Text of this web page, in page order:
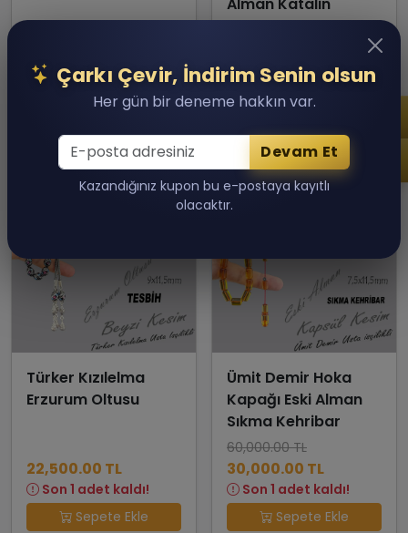
Sepete Ekle
Sepete Ekle
Türker Kızılelma
Erzurum Oltusu
22,500.00 TL
Son 1 adet kaldı!
Sepete Ekle
Ümit Demir Hoka
Kapağı Eski Alman
Sıkma Kehribar
60,000.00 TL
30,000.00 TL
Son 1 adet kaldı!
Sepete Ekle
Çarkı Çevir, İndirim Senin olsun
Her gün bir deneme hakkın var.
Devam Et
Kazandığınız kupon bu e-postaya kayıtlı
olacaktır.